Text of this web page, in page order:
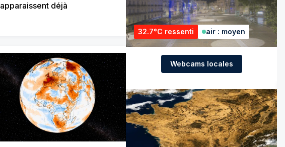
apparaissent déjà
32.7°C ressenti air : moyen
Webcams locales